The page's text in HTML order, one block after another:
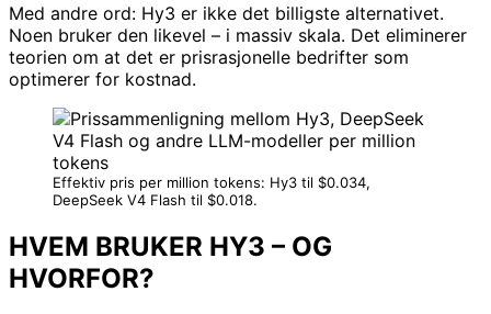
Med andre ord: Hy3 er ikke det billigste alternativet.
Noen bruker den likevel – i massiv skala. Det eliminerer
teorien om at det er prisrasjonelle bedrifter som
optimerer for kostnad.
Effektiv pris per million tokens: Hy3 til $0.034,
DeepSeek V4 Flash til $0.018.
HVEM BRUKER HY3 – OG
HVORFOR?